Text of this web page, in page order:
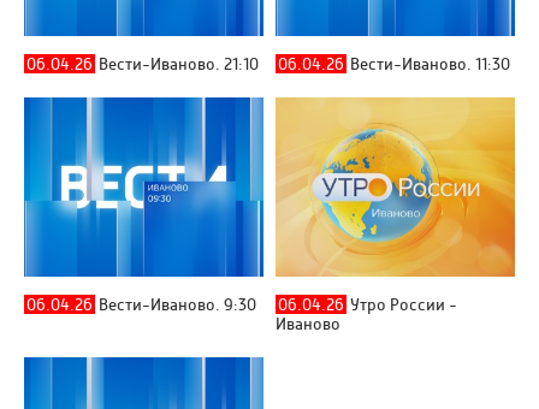
06.04.26 Вести-Иваново. 21:10 06.04.26 Вести-Иваново. 11:30
06.04.26 Вести-Иваново. 9:30 06.04.26 Утро России -
Иваново